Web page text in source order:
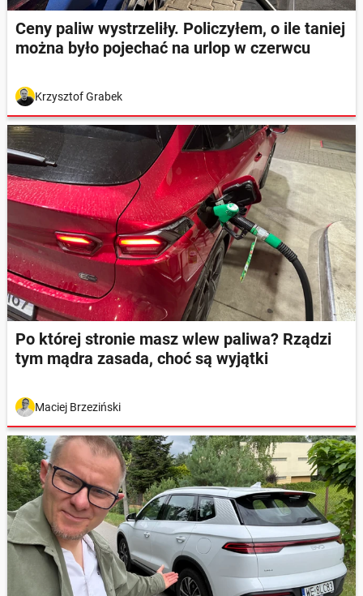
Ceny paliw wystrzeliły. Policzyłem, o ile taniej
można było pojechać na urlop w czerwcu
Krzysztof Grabek
Po której stronie masz wlew paliwa? Rządzi
tym mądra zasada, choć są wyjątki
Maciej Brzeziński